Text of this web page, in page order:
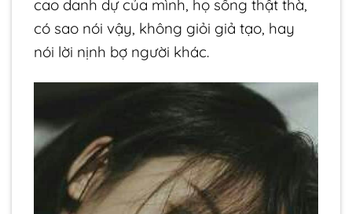
cao danh dự của mình, họ sống thật thà,
có sao nói vậy, không giỏi giả tạo, hay
nói lời nịnh bợ người khác.